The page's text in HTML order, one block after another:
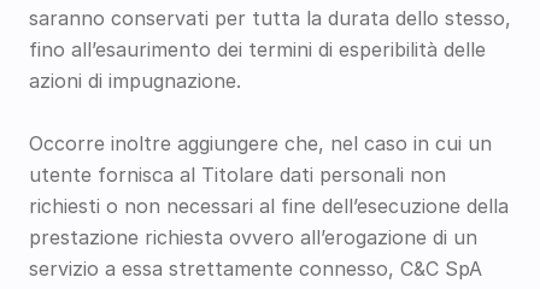
saranno conservati per tutta la durata dello stesso,
fino all’esaurimento dei termini di esperibilità delle
azioni di impugnazione.
Occorre inoltre aggiungere che, nel caso in cui un
utente fornisca al Titolare dati personali non
richiesti o non necessari al fine dell’esecuzione della
prestazione richiesta ovvero all’erogazione di un
servizio a essa strettamente connesso, C&C SpA